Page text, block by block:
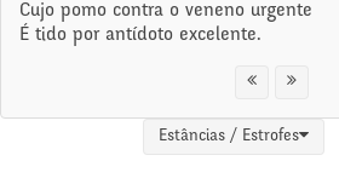
Cujo pomo contra o veneno urgente
É tido por antídoto excelente.
Estâncias / Estrofes